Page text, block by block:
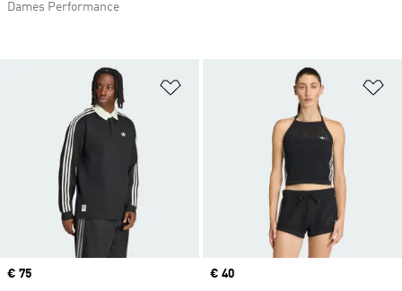
Op verlanglijst zetten
Price
€ 75
Price
€ 40
Dames Performance